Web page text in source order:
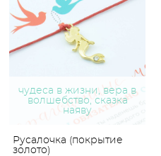
чудеса в жизни, вера в
волшебство, сказка
наяву
Русалочка (покрытие
золото)